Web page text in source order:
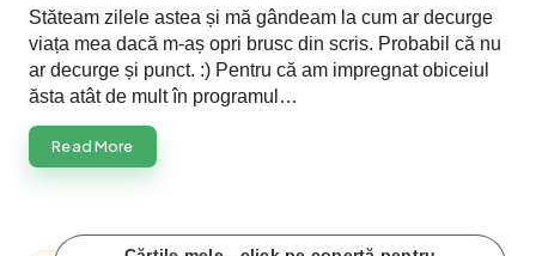
Stăteam zilele astea și mă gândeam la cum ar decurge
viața mea dacă m-aș opri brusc din scris. Probabil că nu
ar decurge și punct. :) Pentru că am impregnat obiceiul
ăsta atât de mult în programul…
Read More